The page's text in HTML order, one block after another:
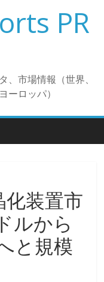
PR
市場情報（世界、
ーロッパ）
装置市
ルから
と規模